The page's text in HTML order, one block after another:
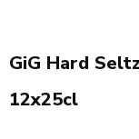
GiG Hard
12x25cl